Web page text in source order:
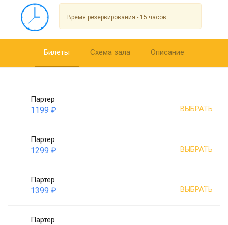
Время резервирования - 15 часов
Билеты Схема зала Описание
Партер
1199 ₽ ВЫБРАТЬ
Партер
1299 ₽ ВЫБРАТЬ
Партер
1399 ₽ ВЫБРАТЬ
Партер